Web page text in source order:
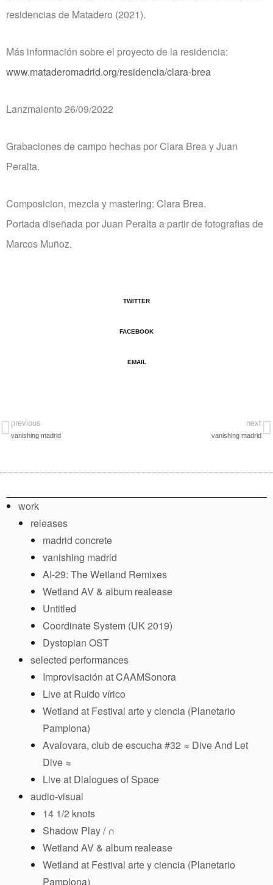
residencias de Matadero (2021).
Más información sobre el proyecto de la residencia:
www.mataderomadrid.org/residencia/clara-brea
Lanzmaiento 26/09/2022
Grabaciones de campo hechas por Clara Brea y Juan
Peralta.
Composicion, mezcla y mastering: Clara Brea.
Portada diseñada por Juan Peralta a partir de fotografias de
Marcos Muñoz.
TWITTER
FACEBOOK
EMAIL
previous
vanishing madrid
next
vanishing madrid
work
releases
madrid concrete
vanishing madrid
AI​-​29: The Wetland Remixes
Wetland AV & album realease
Untitled
Coordinate System (UK 2019)
Dystopian OST
selected performances
Improvisación at CAAMSonora
Live at Ruido vírico
Wetland at Festival arte y ciencia (Planetario
Pamplona)
Avalovara, club de escucha #32 ≈ Dive And Let
Dive ≈
Live at Dialogues of Space
audio-visual
14 1/2 knots
Shadow Play / ∩
Wetland AV & album realease
Wetland at Festival arte y ciencia (Planetario
Pamplona)